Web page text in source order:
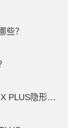
些？
问界M9在上海宝之尊装贴XPEL LUX PLUS隐形车衣